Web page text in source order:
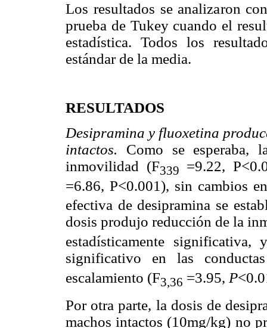
Los resultados se analizaron
prueba de Tukey cuando el
estadística. Todos los
estándar de la media.
RESULTADOS
Desipramina y fluoxetina
intactos. Como se esperaba,
inmovilidad (F339
=9.22,
=6.86, P<0.001), sin cambios
efectiva de desipramina se
dosis produjo reducción de la
estadísticamente significativa,
significativo en las
escalamiento (F3,36 =3.95, P
Por otra parte, la dosis de
machos intactos (10mg/kg) no